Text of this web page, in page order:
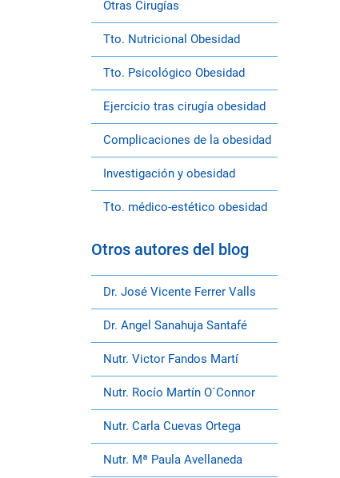
Otras Cirugías
Tto. Nutricional Obesidad
Tto. Psicológico Obesidad
Ejercicio tras cirugía obesidad
Complicaciones de la obesidad
Investigación y obesidad
Tto. médico-estético obesidad
Otros autores del blog
Dr. José Vicente Ferrer Valls
Dr. Angel Sanahuja Santafé
Nutr. Victor Fandos Martí
Nutr. Rocío Martín O´Connor
Nutr. Carla Cuevas Ortega
Nutr. Mª Paula Avellaneda